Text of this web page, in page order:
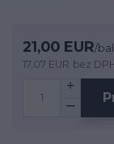
21,00 EUR/bal
17,07 EUR bez